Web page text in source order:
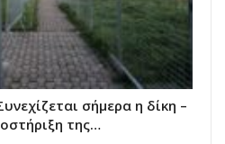
σήμερα η δίκη –
της…